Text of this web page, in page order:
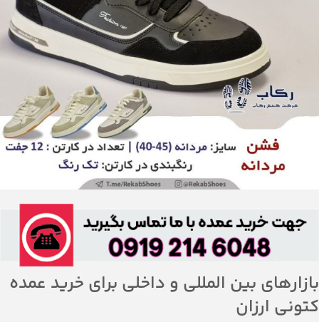
بازارهای بین المللی و داخلی برای خرید عمده
کتونی ارزان